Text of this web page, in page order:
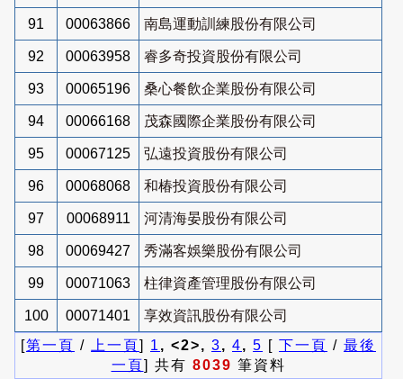
91 00063866 南島運動訓練股份有限公司
92 00063958 睿多奇投資股份有限公司
93 00065196 桑心餐飲企業股份有限公司
94 00066168 茂森國際企業股份有限公司
95 00067125 弘遠投資股份有限公司
96 00068068 和椿投資股份有限公司
97 00068911 河清海晏股份有限公司
98 00069427 秀滿客娛樂股份有限公司
99 00071063 柱律資產管理股份有限公司
100 00071401
享效資訊股份有限公司
[第一頁 / 上一頁] 1 , <2>, 3, 4, 5 [ 下一頁 / 最後
一頁] 共有 8039 筆資料